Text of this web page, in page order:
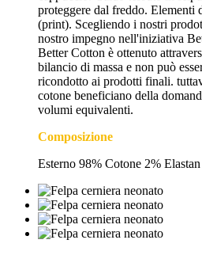
proteggere dal freddo. Elementi
(print). Scegliendo i nostri
nostro impegno nell'iniziativa
Better Cotton è ottenuto
bilancio di massa e non può
ricondotto ai prodotti finali.
cotone beneficiano della
volumi equivalenti.
Composizione
Esterno 98% Cotone 2% Elastan